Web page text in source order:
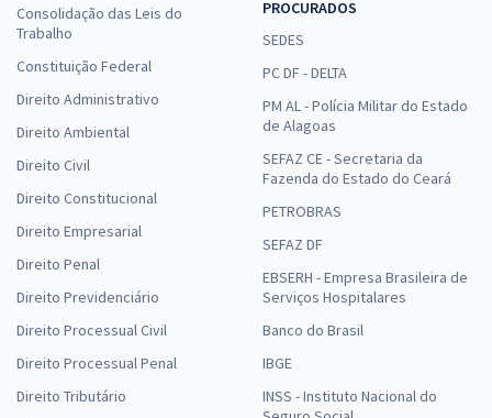
Consolidação das Leis do
Trabalho
Constituição Federal
Direito Administrativo
Direito Ambiental
Direito Civil
Direito Constitucional
Direito Empresarial
Direito Penal
Direito Previdenciário
Direito Processual Civil
Direito Processual Penal
Direito Tributário
PROCURADOS
SEDES
PC DF - DELTA
PM AL - Polícia Militar do Estado
de Alagoas
SEFAZ CE - Secretaria da
Fazenda do Estado do Ceará
PETROBRAS
SEFAZ DF
EBSERH - Empresa Brasileira de
Serviços Hospitalares
Banco do Brasil
IBGE
INSS - Instituto Nacional do